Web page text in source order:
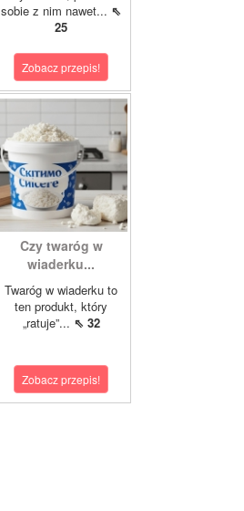
sobie z nim nawet... ⇖
25
Zobacz przepis!
Czy twaróg w
wiaderku...
Twaróg w wiaderku to
ten produkt, który
„ratuje”... ⇖ 32
Zobacz przepis!